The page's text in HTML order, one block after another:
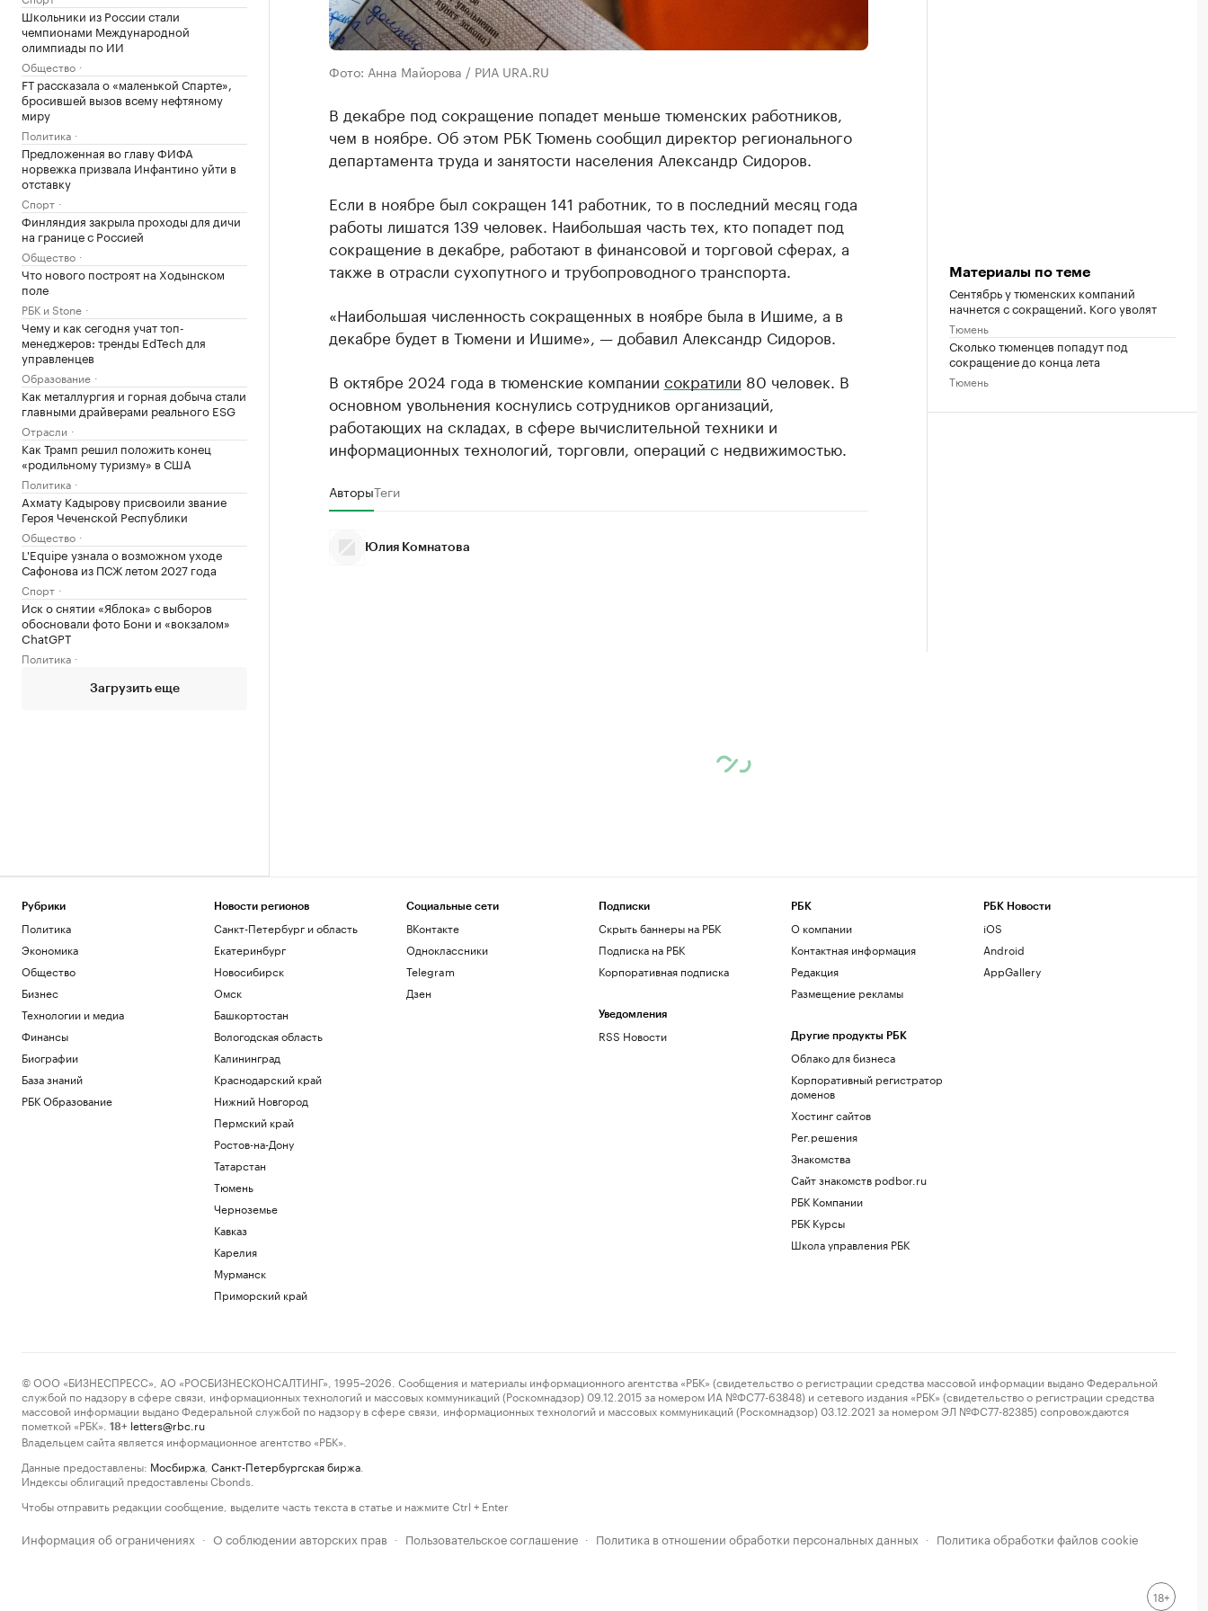
Школьники из России стали
чемпионами Международной
олимпиады по ИИ
Общество
FT рассказала о «маленькой Спарте»,
бросившей вызов всему нефтяному
миру
Политика
Предложенная во главу ФИФА
норвежка призвала Инфантино уйти в
отставку
Спорт
Финляндия закрыла проходы для дичи
на границе с Россией
Общество
Что нового построят на Ходынском
поле
РБК и Stone
Чему и как сегодня учат топ-
менеджеров: тренды EdTech для
управленцев
Образование
Как металлургия и горная добыча стали
главными драйверами реального ESG
Отрасли
Как Трамп решил положить конец
«родильному туризму» в США
Политика
Ахмату Кадырову присвоили звание
Героя Чеченской Республики
Общество
L'Equipe узнала о возможном уходе
Сафонова из ПСЖ летом 2027 года
Спорт
Иск о снятии «Яблока» с выборов
обосновали фото Бони и «вокзалом»
ChatGPT
Политика
Загрузить еще
Фото: Анна Майорова / РИА URA.RU
В декабре под сокращение попадет меньше тюменских работников,
чем в ноябре. Об этом РБК Тюмень сообщил директор регионального
департамента труда и занятости населения Александр Сидоров.
Если в ноябре был сокращен 141 работник, то в последний месяц года
работы лишатся 139 человек. Наибольшая часть тех, кто попадет под
сокращение в декабре, работают в финансовой и торговой сферах, а
также в отрасли сухопутного и трубопроводного транспорта.
«Наибольшая численность сокращенных в ноябре была в Ишиме, а в
декабре будет в Тюмени и Ишиме», — добавил Александр Сидоров.
В октябре 2024 года в тюменские компании сократили 80 человек. В
основном увольнения коснулись сотрудников организаций,
работающих на складах, в сфере вычислительной техники и
информационных технологий, торговли, операций с недвижимостью.
АвторыТеги
Юлия Комнатова
Материалы по теме
Сентябрь у тюменских компаний
начнется с сокращений. Кого уволят
Тюмень
Сколько тюменцев попадут под
сокращение до конца лета
Тюмень
Рубрики
Политика
Экономика
Общество
Бизнес
Технологии и медиа
Финансы
Биографии
База знаний
РБК Образование
Новости регионов
Санкт-Петербург и область
Екатеринбург
Новосибирск
Омск
Башкортостан
Вологодская область
Калининград
Краснодарский край
Нижний Новгород
Пермский край
Ростов-на-Дону
Татарстан
Тюмень
Черноземье
Кавказ
Карелия
Мурманск
Приморский край
Социальные сети
ВКонтакте
Одноклассники
Telegram
Дзен
Подписки
Скрыть баннеры на РБК
Подписка на РБК
Корпоративная подписка
Уведомления
RSS Новости
РБК
О компании
Контактная информация
Редакция
Размещение рекламы
Другие продукты РБК
Облако для бизнеса
Корпоративный регистратор
доменов
Хостинг сайтов
Рег.решения
Знакомства
Сайт знакомств podbor.ru
РБК Компании
РБК Курсы
Школа управления РБК
РБК Новости
iOS
Android
AppGallery
© ООО «БИЗНЕСПРЕСС», АО «РОСБИЗНЕСКОНСАЛТИНГ», 1995–2026. Сообщения и материалы информационного агентства «РБК» (свидетельство о регистрации средства массовой информации выдано Федеральной
службой по надзору в сфере связи, информационных технологий и массовых коммуникаций (Роскомнадзор) 09.12.2015 за номером ИА №ФС77-63848) и сетевого издания «РБК» (свидетельство о регистрации средства
массовой информации выдано Федеральной службой по надзору в сфере связи, информационных технологий и массовых коммуникаций (Роскомнадзор) 03.12.2021 за номером ЭЛ №ФС77-82385) сопровождаются
пометкой «РБК».
18+ letters@rbc.ru
Владельцем сайта является информационное агентство «РБК».
Данные предоставлены: Мосбиржа Санкт-Петербургская биржа
Индексы облигаций предоставлены Cbonds.
Чтобы отправить редакции сообщение, выделите часть текста в статье и нажмите Ctrl + Enter
Информация об ограничениях · О соблюдении авторских прав · Пользовательское соглашение · Политика в отношении обработки персональных данных · Политика обработки файлов cookie
18+